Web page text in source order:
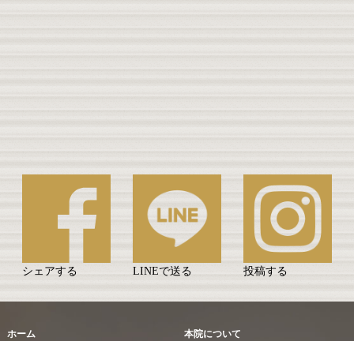
シェアする LINEで送る 投稿する
ホーム
本院について